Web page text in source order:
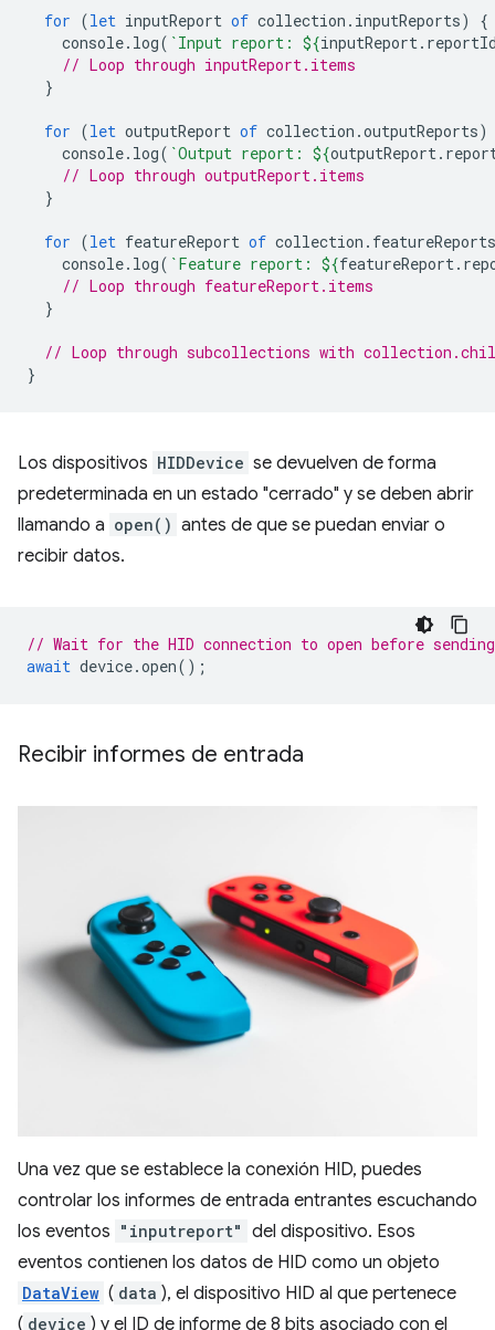
for (let inputReport of collection . inputReports)
{
console. log( `Input report: ${inputReport.
// Loop through inputReport.items
}
for (let outputReport of collection .outputReports)
console. log( `Output report: ${outputReport.
// Loop through outputReport.items
}
for (let featureReport of collection . featureReports
console. log( `Feature report: ${featureReport.
// Loop through featureReport.items
}
// Loop through subcollections with
}
Los dispositivos HIDDevice se devuelven de forma
predeterminada en un estado "cerrado" y se deben abrir
llamando a open() antes de que se puedan enviar o
recibir datos.
// Wait for the HID connection to open before
await device.open();
Recibir informes de entrada
Una vez que se establece la conexión HID, puedes
controlar los informes de entrada entrantes escuchando
los eventos "inputreport" del dispositivo. Esos
eventos contienen los datos de HID como un objeto
DataView ( data ), el dispositivo HID al que pertenece
( device ) y el ID de informe de 8 bits asociado con el